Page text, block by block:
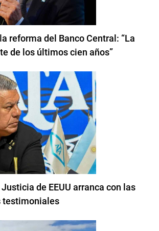
reforma del Banco Central: “La
de los últimos cien años”
de EEUU arranca con las
testimoniales